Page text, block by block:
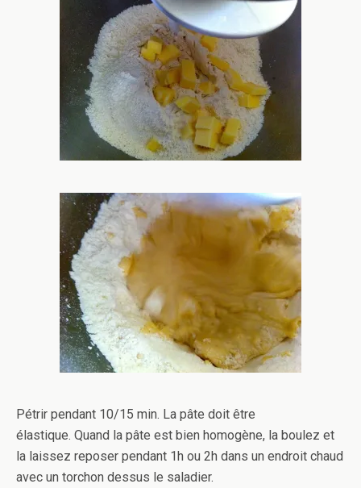
Pétrir pendant 10/15 min. La pâte doit être
élastique. Quand la pâte est bien homogène, la boulez et
la laissez reposer pendant 1h ou 2h dans un endroit chaud
avec un torchon dessus le saladier.